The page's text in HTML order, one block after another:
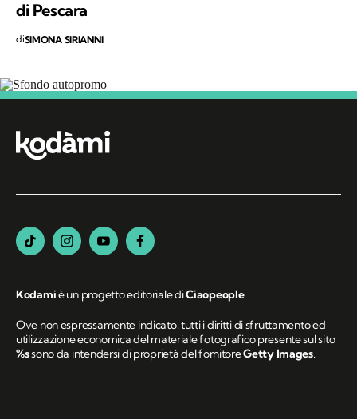
di Pescara
diSIMONA SIRIANNI
Segui Kodami
sui canali social
Kodamiè un progetto editoriale diCiaopeople.
Ove non espressamente indicato, tutti i diritti di sfruttamento ed
utilizzazione economica del materiale fotografico presente sul sito
%ssono da intendersi di proprietà del fornitoreGetty Images.